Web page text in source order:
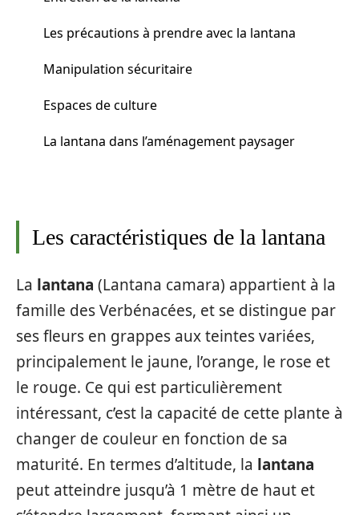
Les précautions à prendre avec la lantana
Manipulation sécuritaire
Espaces de culture
La lantana dans l’aménagement paysager
Les caractéristiques de la lantana
La lantana (Lantana camara) appartient à la
famille des Verbénacées, et se distingue par
ses fleurs en grappes aux teintes variées,
principalement le jaune, l’orange, le rose et
le rouge. Ce qui est particulièrement
intéressant, c’est la capacité de cette plante à
changer de couleur en fonction de sa
maturité. En termes d’altitude, la lantana
peut atteindre jusqu’à 1 mètre de haut et